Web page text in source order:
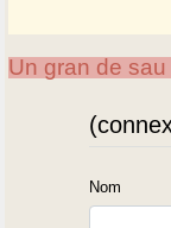
Un gran de sau
Nom